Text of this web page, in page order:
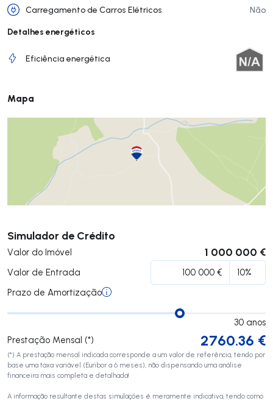
Carregamento de Carros Elétricos
Não
Detalhes energéticos
Eficiência energética
Mapa
Simulador de Crédito
Valor do Imóvel 1 000 000 €
Valor de Entrada
Prazo de Amortização
30 anos
Prestação Mensal (*)
2760.36 €
(*) A prestação mensal indicada corresponde a um valor de referência, tendo por
base uma taxa variável (Euribor a 6 meses), não dispensando uma análise
financeira mais completa e detalhada!
A informação resultante destas simulações é meramente indicativa, tendo como
Submeter